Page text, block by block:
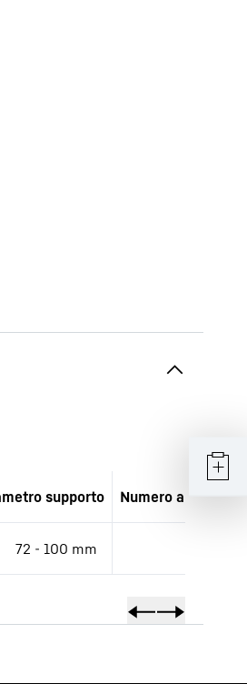
supporto Numero articolo
72 - 100 mm